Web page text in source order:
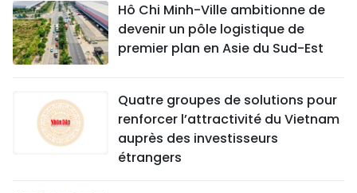
Hô Chi Minh-Ville ambitionne de
devenir un pôle logistique de
premier plan en Asie du Sud-Est
Quatre groupes de solutions pour
renforcer l’attractivité du Vietnam
auprès des investisseurs
étrangers